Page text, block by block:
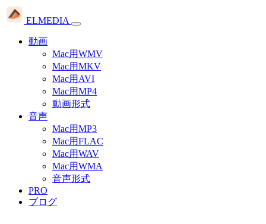
ELMEDIA
動画
Mac用WMV
Mac用MKV
Mac用AVI
Mac用MP4
動画形式
音声
Mac用MP3
Mac用FLAC
Mac用WAV
Mac用WMA
音声形式
PRO
ブログ